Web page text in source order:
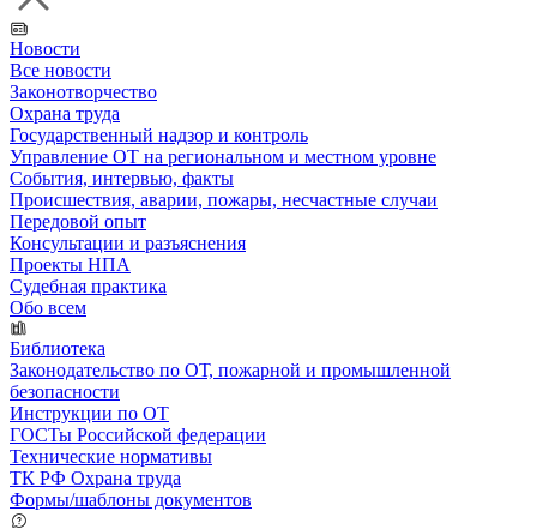
Новости
Все новости
Законотворчество
Охрана труда
Государственный надзор и контроль
Управление ОТ на региональном и местном уровне
События, интервью, факты
Происшествия, аварии, пожары, несчастные случаи
Передовой опыт
Консультации и разъяснения
Проекты НПА
Судебная практика
Обо всем
Библиотека
Законодательство по ОТ, пожарной и промышленной
безопасности
Инструкции по ОТ
ГОСТы Российской федерации
Технические нормативы
ТК РФ Охрана труда
Формы/шаблоны документов